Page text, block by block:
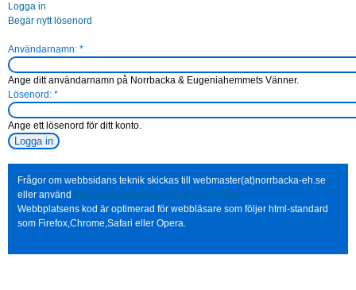
Logga in
Begär nytt lösenord
Användarnamn: *
Ange ditt användarnamn på Norrbacka & Eugeniahemmets Vänner.
Lösenord: *
Ange ett lösenord för ditt konto.
Frågor om webbsidans teknik skickas till webmaster(at)norrbacka-eh.se
eller använd http://www.norrbacka-eh.se/?q=contact
Webbplatsens kod är optimerad för webbläsare som följer html-standard
som Firefox,Chrome,Safari eller Opera.